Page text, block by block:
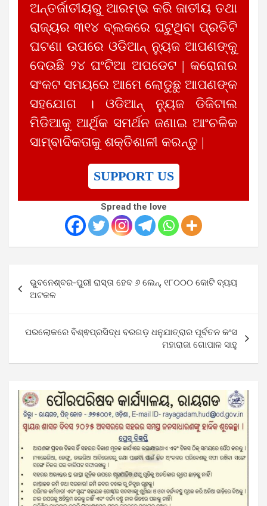
ଅନ୍ତର୍ଜାତୀୟରୁ ଆରମ୍ଭ କରି ଜାତୀୟ ତଥା
ରାଜ୍ୟର ୩୧୪ ବ୍ଲକରେ ଘଟୁଥିବା ପ୍ରତିଟି
ଘଟଣା ଉପରେ ଓଡିଆନ୍ ନ୍ୟୁଜ ଆପଣଙ୍କୁ
ଦେଉଛି ୨୪ ଘଂଟିଆ ଅପଡେଟ | କରୋନାର
ସଂକଟ ସମୟରେ ଆମେ ଲୋଡୁଛୁ ଆପଣଙ୍କ
ସହଯୋଗ । ଓଡିଆନ୍ ନ୍ୟୁଜ ଡିଜିଟାଲ
ମିଡିଆକୁ ଆର୍ଥିକ ସମର୍ଥନ ଜଣାଇ ଆଂଚଳିକ
ସାମ୍ବାଦିକତାକୁ ଶକ୍ତିଶାଳୀ କରନ୍ତୁ |
SUPPORT US
Spread the love
navigation
ଭୁବନେଶ୍ବର-ପୁରୀ ରାସ୍ତା ହେବ ୬ ଲେନ୍, ୧୮୦୦୦ କୋଟି ବ୍ୟୟ
ଅଟକଳ​‌
ପରଲୋକରେ ବିଶ୍ଵପ୍ରସିଦ୍ଧ ବରଗଡ଼ ଧନୁଯାତ୍ରାର ପୂର୍ବତନ କଂସ
ମହାରାଜା ଗୋପାଳ ସାହୁ